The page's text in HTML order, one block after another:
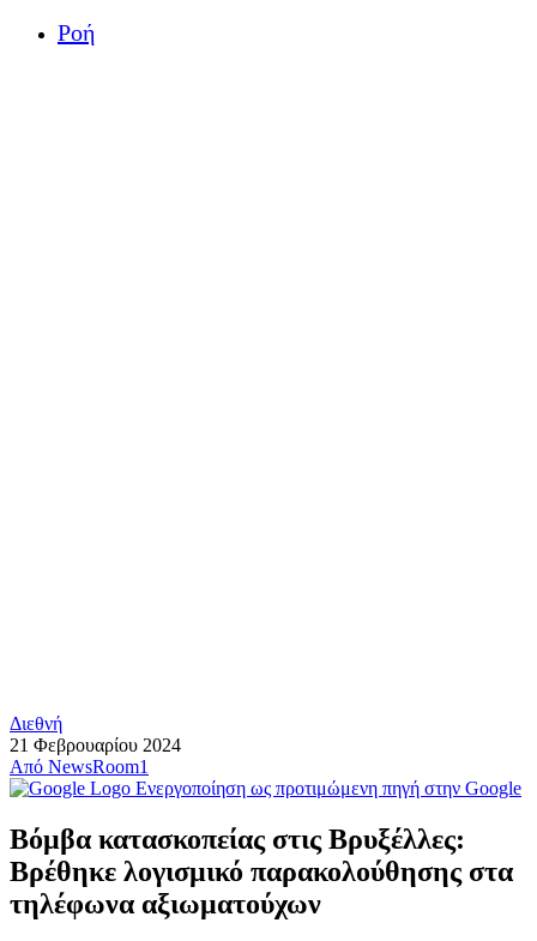
Ροή
Διεθνή
21 Φεβρουαρίου 2024
Από NewsRoom1
Ενεργοποίηση ως προτιμώμενη πηγή στην Google
Βόμβα κατασκοπείας στις Βρυξέλλες:
Βρέθηκε λογισμικό παρακολούθησης στα
τηλέφωνα αξιωματούχων